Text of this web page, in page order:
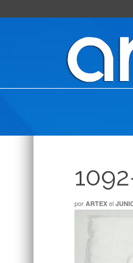
por ARTEX el